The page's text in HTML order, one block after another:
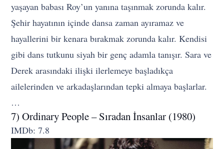
yaşayan babası Roy’un yanına taşınmak zorunda kalır.
Şehir hayatının içinde dansa zaman ayıramaz ve
hayallerini bir kenara bırakmak zorunda kalır. Kendisi
gibi dans tutkunu siyah bir genç adamla tanışır. Sara ve
Derek arasındaki ilişki ilerlemeye başladıkça
ailelerinden ve arkadaşlarından tepki almaya başlarlar.
…
7) Ordinary People – Sıradan İnsanlar (1980)
IMDb: 7.8